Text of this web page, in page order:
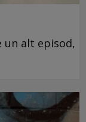
un alt episod,